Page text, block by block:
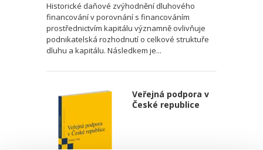
Historické daňové zvýhodnění dluhového
financování v porovnání s financováním
prostřednictvím kapitálu významně ovlivňuje
podnikatelská rozhodnutí o celkové struktuře
dluhu a kapitálu. Následkem je...
Veřejná podpora v
České republice